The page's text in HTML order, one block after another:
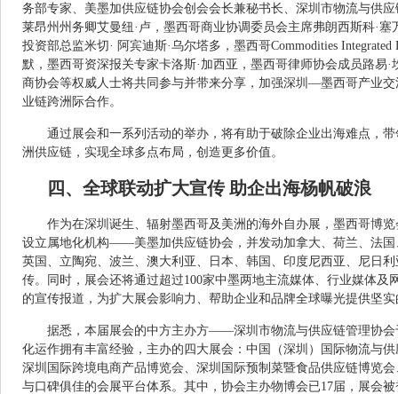
务部专家、美墨加供应链协会创会会长兼秘书长、深圳市物流与供
莱昂州州务卿艾曼纽·卢，墨西哥商业协调委员会主席弗朗西斯科·
投资部总监米切· 阿宾迪斯·乌尔塔多，墨西哥Commodities
默，墨西哥资深报关专家卡洛斯·加西亚，墨西哥律师协会成员路易
商协会等权威人士将共同参与并带来分享，加强深圳—墨西哥产业
业链跨洲际合作。
通过展会和一系列活动的举办，将有助于破除企业出海难点，
洲供应链，实现全球多点布局，创造更多价值。
四、全球联动扩大宣传 助企出海杨帆破浪
作为在深圳诞生、辐射墨西哥及美洲的海外自办展，墨西哥博
设立属地化机构——美墨加供应链协会，并发动加拿大、荷兰、法
英国、立陶宛、波兰、澳大利亚、日本、韩国、印度尼西亚、尼日
传。同时，展会还将通过超过100家中墨两地主流媒体、行业媒体及
的宣传报道，为扩大展会影响力、帮助企业和品牌全球曝光提供坚
据悉，本届展会的中方主办方——深圳市物流与供应链管理协会
化运作拥有丰富经验，主办的四大展会：中国（深圳）国际物流与
深圳国际跨境电商产品博览会、深圳国际预制菜暨食品供应链博览
与口碑俱佳的会展平台体系。其中，协会主办物博会已17届，展会